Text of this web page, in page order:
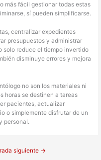
más fácil gestionar todas estas
sí pueden simplificarse.
centralizar expedientes
presupuestos y administrar
solo reduce el tiempo invertido
disminuye errores y mejora
no son los materiales ni
horas se destinen a tareas
pacientes, actualizar
o simplemente disfrutar de un
personal.
siguiente →